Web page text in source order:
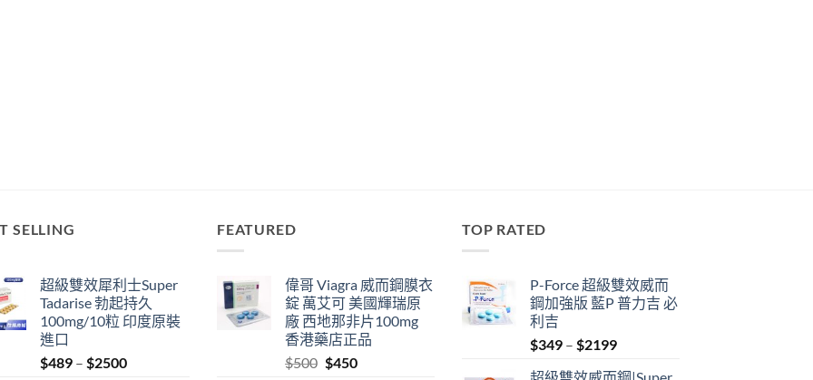
SELLING
超級雙效犀利士Super
Tadarise 勃起持久
100mg/10粒 印度原裝
進口
$489 – $2500Price
FEATURED
偉哥 Viagra 威而鋼膜衣
錠 萬艾可 美國輝瑞原
廠 西地那非片100mg
香港藥店正品
$500 Original
$450Current
TOP RATED
P-Force 超級雙效威而
鋼加強版 藍P 普力吉 必
利吉
$349 – $2199Price